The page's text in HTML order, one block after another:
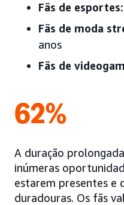
Fãs de esportes:
Fãs de moda
anos
Fãs de
62%
A duração
inúmeras
estarem presentes e
duradouras. Os fãs